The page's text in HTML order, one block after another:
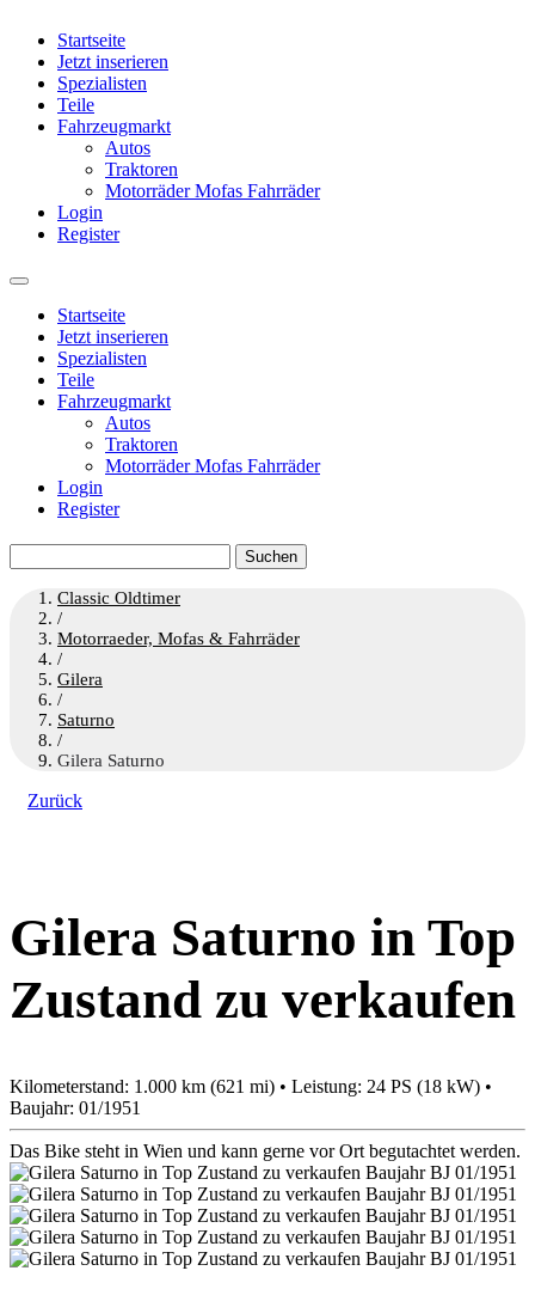
Startseite
Jetzt inserieren
Spezialisten
Teile
Fahrzeugmarkt
Autos
Traktoren
Motorräder Mofas Fahrräder
Login
Register
Startseite
Jetzt inserieren
Spezialisten
Teile
Fahrzeugmarkt
Autos
Traktoren
Motorräder Mofas Fahrräder
Login
Register
nach:
Classic Oldtimer
/
Motorraeder, Mofas & Fahrräder
/
Gilera
/
Saturno
/
Gilera Saturno
Zurück
Gilera Saturno in Top
Zustand zu verkaufen
Kilometerstand: 1.000 km (621 mi) • Leistung: 24 PS (18 kW) •
Baujahr: 01/1951
Das Bike steht in Wien und kann gerne vor Ort begutachtet werden.